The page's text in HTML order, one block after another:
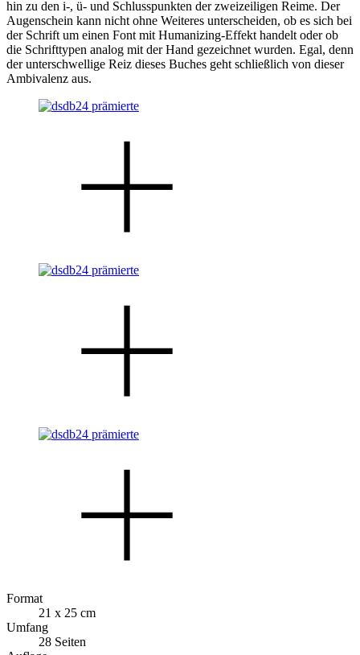
hin zu den i-, ü- und Schlusspunkten der zweizeiligen Reime. Der
Augenschein kann nicht ohne Weiteres unterscheiden, ob es sich bei
der Schrift um einen Font mit Humanizing-Effekt handelt oder ob
die Schrifttypen analog mit der Hand gezeichnet wurden. Egal, denn
der unterschwellige Reiz dieses Buches geht schließlich von dieser
Ambivalenz aus.
Format
21 x 25 cm
Umfang
28 Seiten